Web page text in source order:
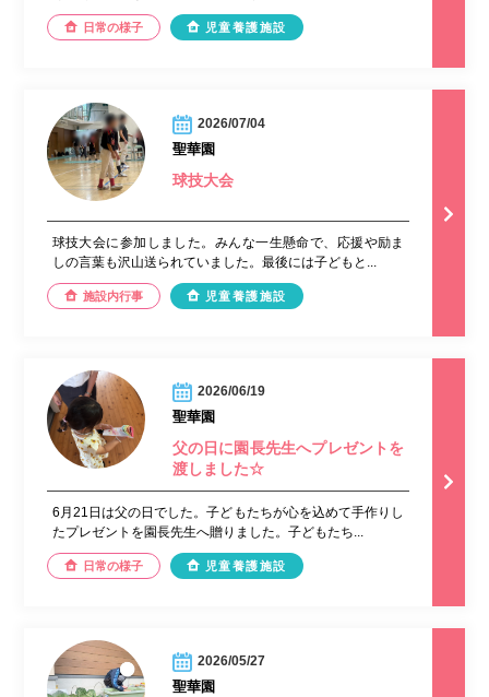
日常の様子 児童養護施設
2026/07/04
聖華園
球技大会
球技大会に参加しました。みんな一生懸命で、応援や励ま
しの言葉も沢山送られていました。最後には子どもと...
施設内行事 児童養護施設
2026/06/19
聖華園
父の日に園長先生へプレゼントを
渡しました☆
6月21日は父の日でした。子どもたちが心を込めて手作りし
たプレゼントを園長先生へ贈りました。子どもたち...
日常の様子 児童養護施設
2026/05/27
聖華園